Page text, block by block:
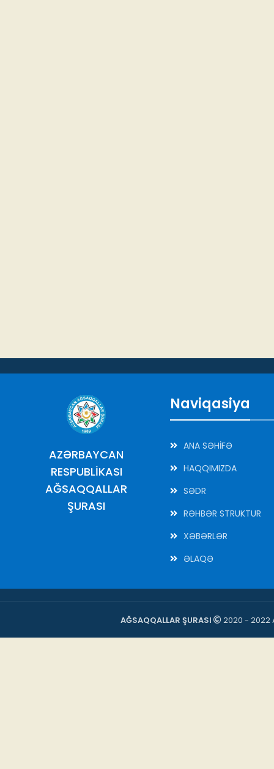
AZƏRBAYCAN
RESPUBLİKASI
AĞSAQQALLAR
ŞURASI
Naviqasiya
ANA SƏHİFƏ
HAQQIMIZDA
SƏDR
RƏHBƏR STRUKTUR
XƏBƏRLƏR
ƏLAQƏ
AĞSAQQALLAR ŞURASI 2020 - 2022